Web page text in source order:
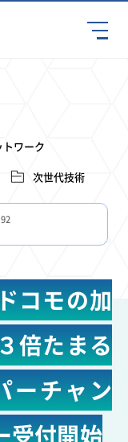
トワーク
次世代技術
92
63 4Ｇ 59
ドコモ 48
ーン 31
24 楽天モバイル 22
21 19 18
14
FTTH
コモの加
倍たまる
ーチャン
受付開始